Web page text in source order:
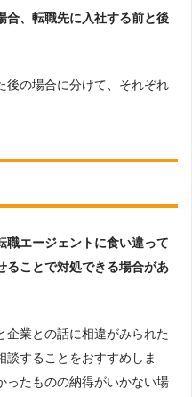
合、転職先に入社する前と後
後の場合に分けて、それぞれ
職エージェントに食い違って
ることで対処できる場合があ
企業との話に相違がみられた
することをおすすめしま
ったものの納得がいかない場